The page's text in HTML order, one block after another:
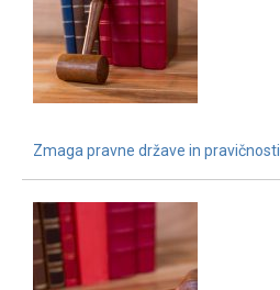
Zmaga pravne države in pravičnosti